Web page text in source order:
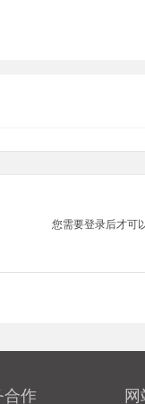
您需要登录后才可
合作